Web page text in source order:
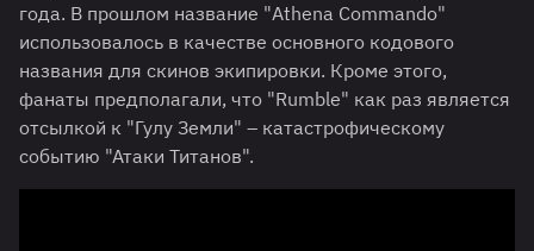
года. В прошлом название "Athena Commando"
использовалось в качестве основного кодового
названия для скинов экипировки. Кроме этого,
фанаты предполагали, что "Rumble" как раз является
отсылкой к "Гулу Земли" – катастрофическому
событию "Атаки Титанов".